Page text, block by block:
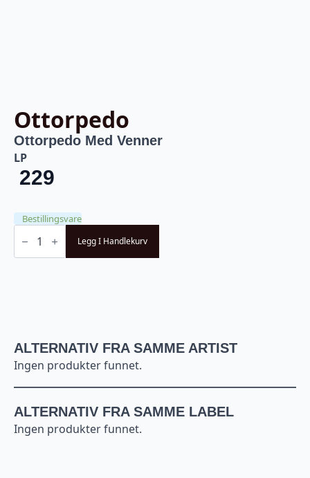
Ottorpedo
Ottorpedo Med Venner
LP
229
Bestillingsvare
Ottorpedo
Med
Legg I Handlekurv
ALTERNATIV FRA SAMME ARTIST
Ingen produkter funnet.
ALTERNATIV FRA SAMME LABEL
Ingen produkter funnet.